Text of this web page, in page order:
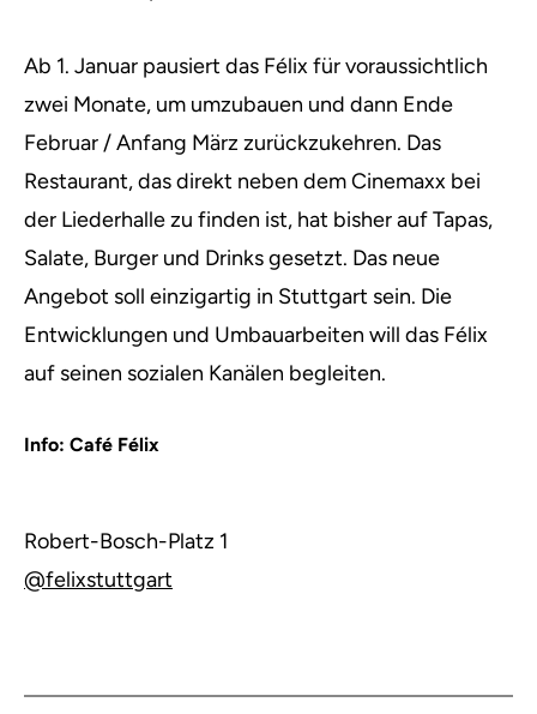
Ab 1. Januar pausiert das Félix für voraussichtlich
zwei Monate, um umzubauen und dann Ende
Februar / Anfang März zurückzukehren. Das
Restaurant, das direkt neben dem Cinemaxx bei
der Liederhalle zu finden ist, hat bisher auf Tapas,
Salate, Burger und Drinks gesetzt. Das neue
Angebot soll einzigartig in Stuttgart sein. Die
Entwicklungen und Umbauarbeiten will das Félix
auf seinen sozialen Kanälen begleiten.
Info: Café Félix
Robert-Bosch-Platz 1
@felixstuttgart